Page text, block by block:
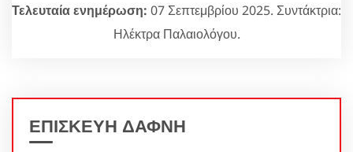
Τελευταία ενημέρωση: 07 Σεπτεμβρίου 2025. Συντάκτρια:
Ηλέκτρα Παλαιολόγου.
ΕΠΙΣΚΕΥΗ ΔΑΦΝΗ